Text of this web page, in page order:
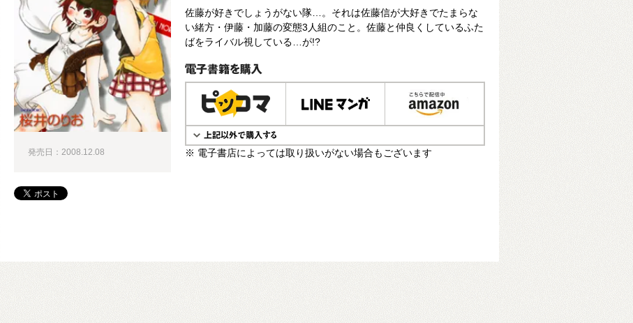
佐藤が好きでしょうがない隊…。それは佐藤信が大好きでたまらな
い緒方・伊藤・加藤の変態3人組のこと。佐藤と仲良くしているふた
ばをライバル視している…が!?
電子書籍で購入
※ 電子書店によっては取り扱いがない場合もございます
発売日：2008.12.08